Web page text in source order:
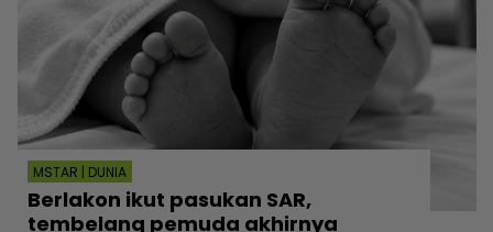
MSTAR | DUNIA
Berlakon ikut pasukan SAR,
tembelang pemuda akhirnya